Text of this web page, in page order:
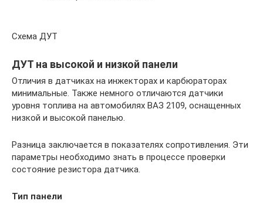
Схема ДУТ
ДУТ на высокой и низкой панели
Отличия в датчиках на инжекторах и карбюраторах
минимальные. Также немного отличаются датчики
уровня топлива на автомобилях ВАЗ 2109, оснащенных
низкой и высокой панелью.
Разница заключается в показателях сопротивления. Эти
параметры необходимо знать в процессе проверки
состояние резистора датчика.
Тип панели